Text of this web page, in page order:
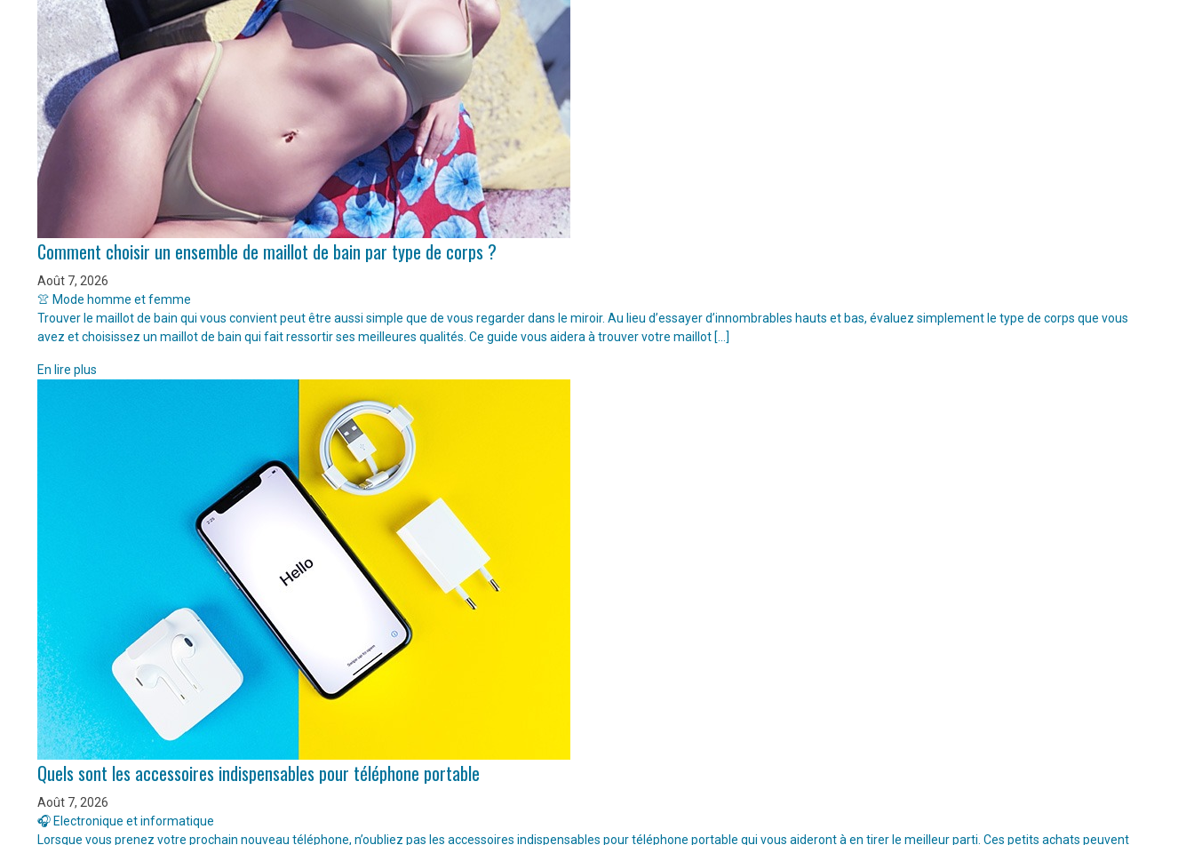
Comment choisir un ensemble de maillot de bain par type de corps ?
Août 7, 2026
👚 Mode homme et femme
Trouver le maillot de bain qui vous convient peut être aussi simple que de vous regarder dans le miroir. Au lieu d’essayer d’innombrables hauts et bas, évaluez simplement le type de corps que vous
avez et choisissez un maillot de bain qui fait ressortir ses meilleures qualités. Ce guide vous aidera à trouver votre maillot […]
En lire plus
Quels sont les accessoires indispensables pour téléphone portable
Août 7, 2026
🎧 Electronique et informatique
Lorsque vous prenez votre prochain nouveau téléphone, n’oubliez pas les accessoires indispensables pour téléphone portable qui vous aideront à en tirer le meilleur parti. Ces petits achats peuvent